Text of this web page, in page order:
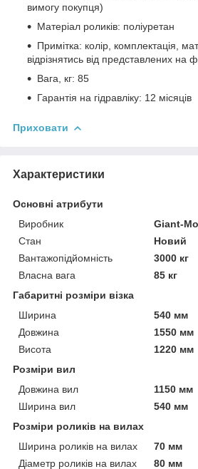
вимогу покупця)
Матеріал роликів: поліуретан
Примітка: колір, комплектація,
відрізнятись від представлених на
Вага, кг: 85
Гарантія на гідравліку: 12 місяців
Приховати
Характеристики
Основні атрибути
Виробник
Giant-
Стан
Новий
Вантажопідйомність
3000 кг
Власна вага
85 кг
Габаритні розміри візка
Ширина
540 мм
Довжина
1550 мм
Висота
1220 мм
Розміри вил
Довжина вил
1150 мм
Ширина вил
540 мм
Розміри роликів на вилах
Ширина роликів на вилах
70 мм
Діаметр роликів на вилах
80 мм